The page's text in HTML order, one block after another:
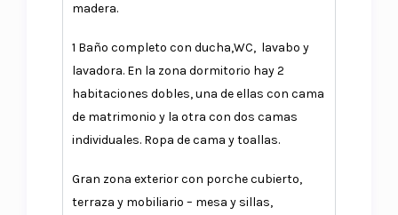
madera.
1 Baño completo con ducha,WC, lavabo y
lavadora. En la zona dormitorio hay 2
habitaciones dobles, una de ellas con cama
de matrimonio y la otra con dos camas
individuales. Ropa de cama y toallas.
Gran zona exterior con porche cubierto,
terraza y mobiliario – mesa y sillas,